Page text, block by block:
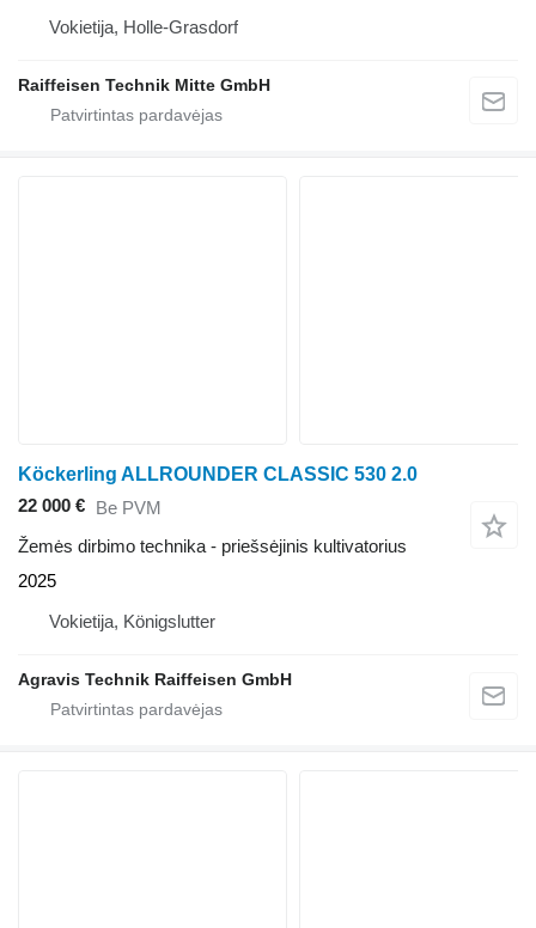
Vokietija, Holle-Grasdorf
Raiffeisen Technik Mitte GmbH
Köckerling ALLROUNDER CLASSIC 530 2.0
22 000 € Be PVM
Žemės dirbimo technika - priešsėjinis kultivatorius
2025
Vokietija, Königslutter
Agravis Technik Raiffeisen GmbH